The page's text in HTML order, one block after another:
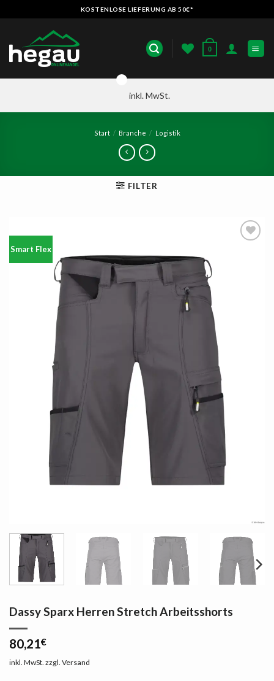
Inhalt
KOSTENLOSE LIEFERUNG AB 50€*
0
inkl. MwSt.
Start / Branche / Logistik
FILTER
Smart Flex
Dassy Sparx Herren Stretch Arbeitsshorts
80,21€
inkl. MwSt. zzgl. Versand